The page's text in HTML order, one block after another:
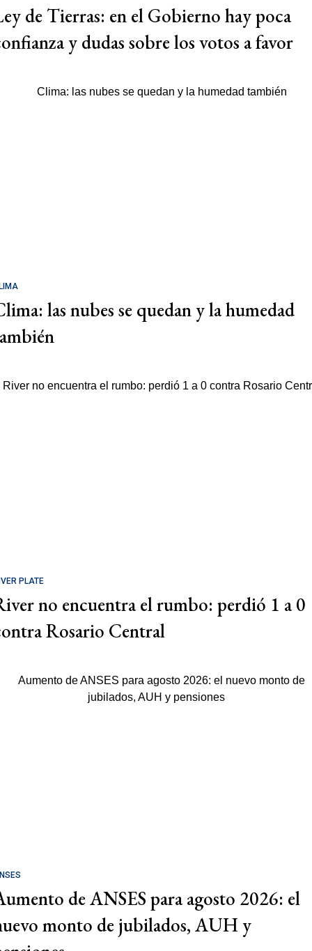
de Tierras: en el Gobierno hay poca
y dudas sobre los votos a favor
las nubes se quedan y la humedad
PLATE
no encuentra el rumbo: perdió 1 a 0
Rosario Central
de ANSES para agosto 2026: el
monto de jubilados, AUH y